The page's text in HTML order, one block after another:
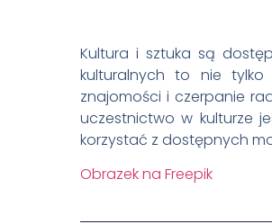
Kultura i sztuka są
kulturalnych to nie
znajomości i czerpanie
uczestnictwo w kulturze
korzystać z dostępnych
Obrazek na Freepik